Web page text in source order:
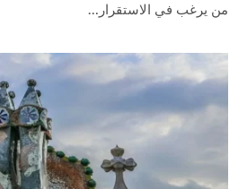
من يرغب في الاستقرار…